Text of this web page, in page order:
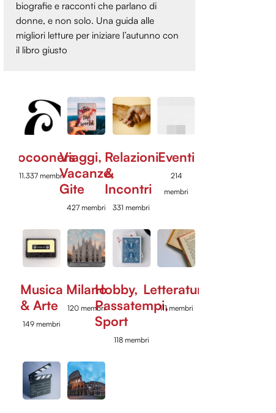
biografie e racconti che parlano di
donne, e non solo. Una guida alle
migliori letture per iniziare l’autunno con
il libro giusto
Cocooners
11.337 membri
Viaggi,
Vacanze,
Gite
427 membri
Relazioni
&
Incontri
331 membri
Eventi
214
membri
Musica
& Arte
149 membri
Milano
120 membri
Hobby,
Passatempi,
Sport
118 membri
Letteratura
111 membri